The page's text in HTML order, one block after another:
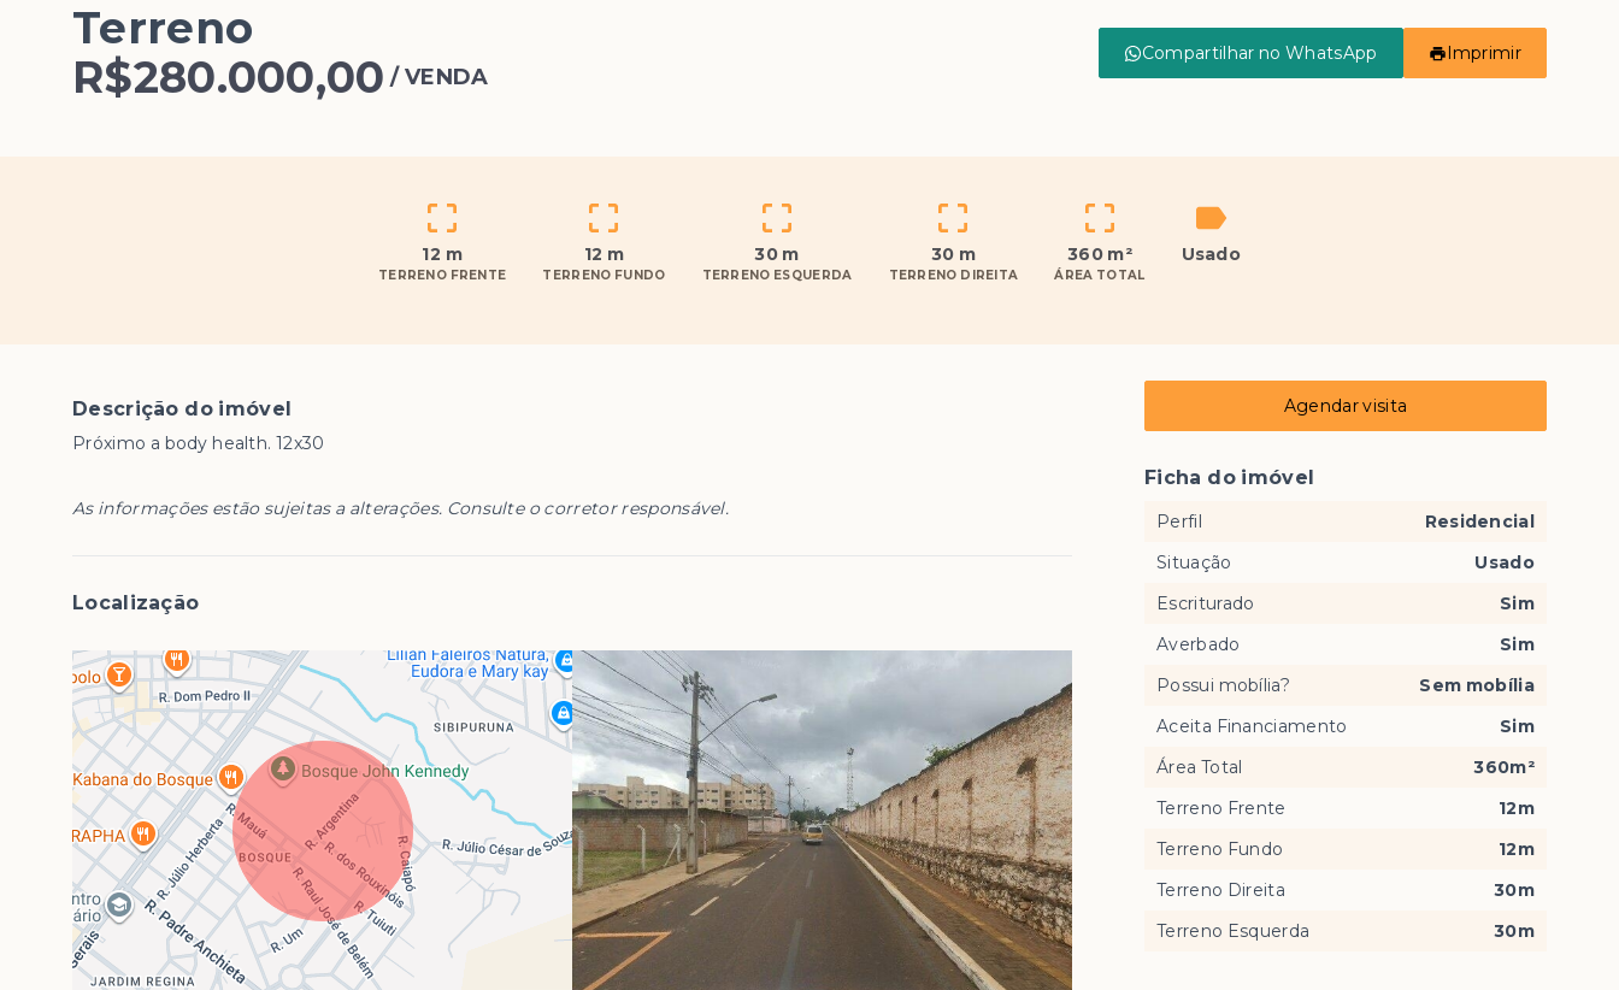
Terreno
R$280.000,00 /VENDA
Compartilhar no WhatsApp Imprimir
12 m
TERRENO FRENTE
12 m
TERRENO FUNDO
30 m
TERRENO ESQUERDA
30 m
TERRENO DIREITA
360 m²
ÁREA TOTAL
Usado
Descrição do imóvel
Próximo a body health. 12x30
As informações estão sujeitas a alterações. Consulte o corretor responsável.
Localização
Agendar visita
Ficha do imóvel
Perfil
Residencial
Situação
Usado
Escriturado
Sim
Averbado
Sim
Possui mobília?
Sem mobília
Aceita Financiamento
Sim
Área Total
360m²
Terreno Frente
12m
Terreno Fundo
12m
Terreno Direita
30m
Terreno Esquerda
30m